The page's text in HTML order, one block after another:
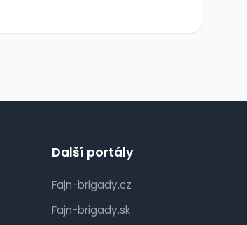
Další portály
Fajn-brigady.cz
Fajn-brigady.sk